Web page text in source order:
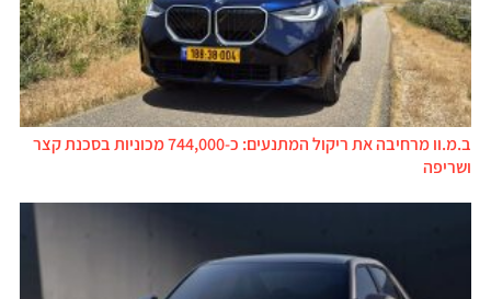
ב.מ.וו מרחיבה את ריקול המתנעים: כ-744,000 מכוניות בסכנת קצר
ושריפה